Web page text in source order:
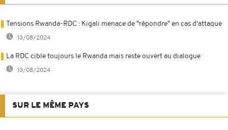
Tensions Rwanda-RDC : Kigali menace de "répondre" en cas d'attaque
13/08/2024
La RDC cible toujours le Rwanda mais reste ouvert au dialogue
13/08/2024
SUR LE MÊME PAYS